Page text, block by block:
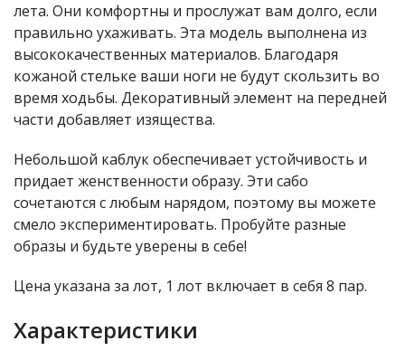
лета. Они комфортны и прослужат вам долго, если
правильно ухаживать. Эта модель выполнена из
высококачественных материалов. Благодаря
кожаной стельке ваши ноги не будут скользить во
время ходьбы. Декоративный элемент на передней
части добавляет изящества.
Небольшой каблук обеспечивает устойчивость и
придает женственности образу. Эти сабо
сочетаются с любым нарядом, поэтому вы можете
смело экспериментировать. Пробуйте разные
образы и будьте уверены в себе!
Цена указана за лот, 1 лот включает в себя 8 пар.
Характеристики